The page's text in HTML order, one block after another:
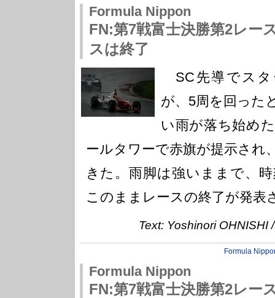
Formula Nippon
FN:第7戦富士決勝第2レー
スは終了
SC先導でスタ
が、5周を回った
い雨が落ち始め
ールタワーで赤旗が提示され
きた。雨脚は強いままで、
このままレースの終了が発表
Text: Yoshinori OHNISHI
Formula
Formula Nippon
FN:第7戦富士決勝第2レー